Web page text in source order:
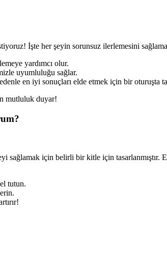
İşte her şeyin sorunsuz ilerlemesini
yardımcı olur.
uyumluluğu sağlar.
en iyi sonuçları elde etmek için bir oturuşta
mutluluk duyar!
sağlamak için belirli bir kitle için
tutun.